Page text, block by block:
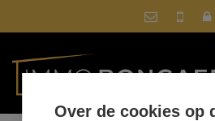
Over de cookies op